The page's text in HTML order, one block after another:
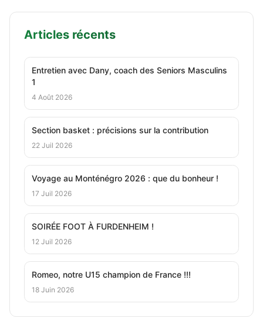
Articles récents
Entretien avec Dany, coach des Seniors Masculins
1
4 Août 2026
Section basket : précisions sur la contribution
22 Juil 2026
Voyage au Monténégro 2026 : que du bonheur !
17 Juil 2026
SOIRÉE FOOT À FURDENHEIM !
12 Juil 2026
Romeo, notre U15 champion de France !!!
18 Juin 2026